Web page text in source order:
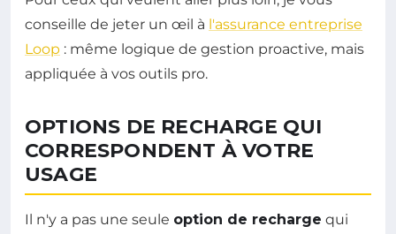
conseille de jeter un œil à l'assurance entreprise
Loop : même logique de gestion proactive, mais
appliquée à vos outils pro.
OPTIONS DE RECHARGE QUI
CORRESPONDENT À VOTRE
USAGE
Il n'y a pas une seule option de recharge qui